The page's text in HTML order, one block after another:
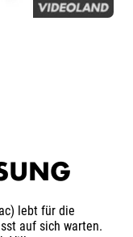
lebt für die
auf sich warten.